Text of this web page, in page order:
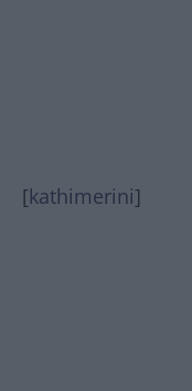
[kathimerini]